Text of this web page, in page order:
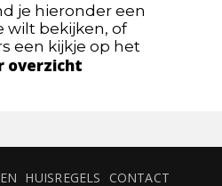
je hieronder een
wilt bekijken, of
een kijkje op het
overzicht
HUISREGELS CONTACT